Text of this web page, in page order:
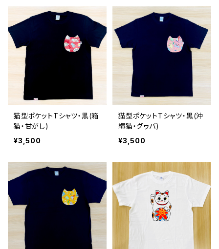
猫型ポケットTシャツ・黒(箱
猫・甘がし)
¥3,500
猫型ポケットTシャツ・黒(沖
縄猫・グヮバ)
¥3,500